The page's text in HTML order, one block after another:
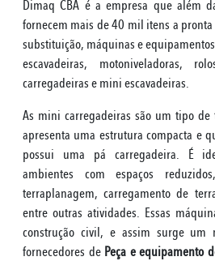
Dimaq CBA é a empresa que além
fornecem mais de 40 mil itens a pronta
substituição, máquinas e
escavadeiras, motoniveladoras,
carregadeiras e mini escavadeiras.
As mini carregadeiras são um tipo
apresenta uma estrutura compacta e
possui uma pá carregadeira. É
ambientes com espaços
terraplanagem, carregamento de
entre outras atividades. Essas
construção civil, e assim surge um
fornecedores de Peça e equipamento